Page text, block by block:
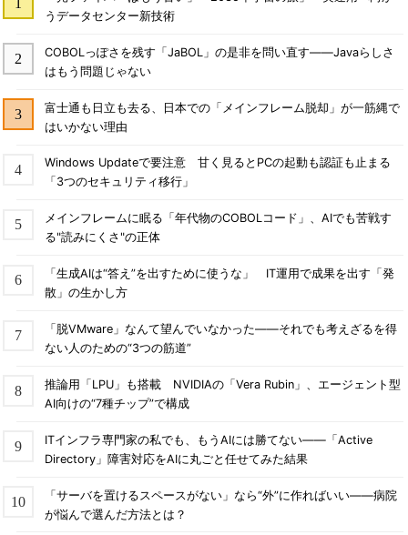
うデータセンター新技術
COBOLっぽさを残す「JaBOL」の是非を問い直す――Javaらしさ
はもう問題じゃない
富士通も日立も去る、日本での「メインフレーム脱却」が一筋縄で
はいかない理由
Windows Updateで要注意 甘く見るとPCの起動も認証も止まる
「3つのセキュリティ移行」
メインフレームに眠る「年代物のCOBOLコード」、AIでも苦戦す
る"読みにくさ"の正体
「生成AIは“答え”を出すために使うな」 IT運用で成果を出す「発
散」の生かし方
「脱VMware」なんて望んでいなかった――それでも考えざるを得
ない人のための“3つの筋道”
推論用「LPU」も搭載 NVIDIAの「Vera Rubin」、エージェント型
AI向けの“7種チップ”で構成
ITインフラ専門家の私でも、もうAIには勝てない――「Active
Directory」障害対応をAIに丸ごと任せてみた結果
「サーバを置けるスペースがない」なら“外”に作ればいい――病院
が悩んで選んだ方法とは？